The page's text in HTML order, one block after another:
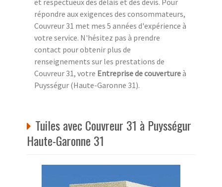
répondre aux exigences des consommateurs,
Couvreur 31 met mes 5 années d'expérience à
votre service. N'hésitez pas à prendre
contact pour obtenir plus de
renseignements sur les prestations de
Couvreur 31, votre Entreprise de couvertureà
Puysségur (Haute-Garonne 31).
Tuiles avec Couvreur 31 à Puysségur
Haute-Garonne 31